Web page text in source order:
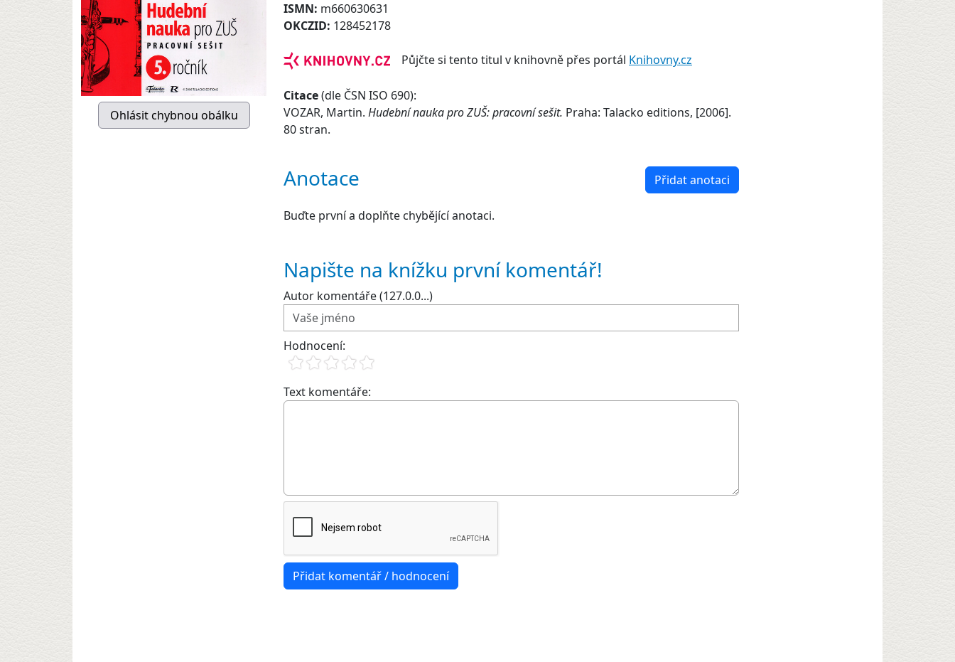
ISMN: m660630631
OKCZID: 128452178
Půjčte si tento titul v knihovně přes portál Knihovny.cz
Citace(dle ČSN ISO 690):
VOZAR, Martin. Hudební nauka pro ZUŠ: pracovní sešit. Praha: Talacko editions, [2006].
80 stran.
Anotace Přidat anotaci
Buďte první a doplňte chybějící anotaci.
Napište na knížku první komentář!
Autor komentáře (127.0.0...)
Hodnocení:
Text komentáře: